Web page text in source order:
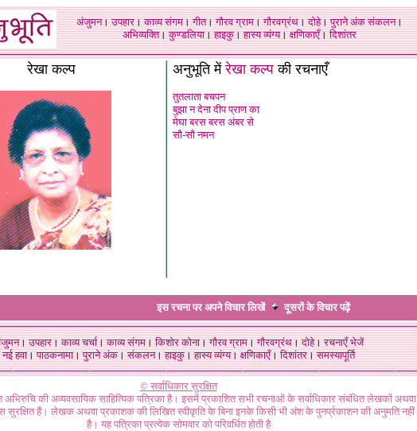
अंजुमन।उपहार।काव्य संगम।गीत।गौरव ग्राम।गौरवग्रंथ।दोहे।पुराने अंक संकलन।
अभिव्यक्ति।कुण्डलिया।हाइकु।हास्य व्यंग्य।क्षणिकाएँ।दिशांतर
रेखा कल्प अनुभूति मेंरेखा कल्प की रचनाएँ
तुतलाता बचपन
बुझा न देना दीप प्राण का
मेघा बरस बरस अंबर से
सौ-सौ नमन
इस रचना पर अपने विचार लिखें दूसरों के विचारपढ़ें
।उपहार।काव्य चर्चा।काव्य संगम।किशोर कोना।गौरव ग्राम।गौरवग्रंथ।दोहे।रचनाएँ भेजें
नई हवा। पाठकनामा। पुराने अंक। संकलन। हाइकु। हास्य व्यंग्य। क्षणिकाएँ। दिशांतर। समस्यापूर्ति
© सर्वाधिकार सुरक्षित
अभिरुचि की अव्यवसायिक साहित्यिक पत्रिका है। इसमें प्रकाशित सभी रचनाओं के सर्वाधिकार संबंधित लेखकों अथवा
सुरक्षित हैं। लेखक अथवा प्रकाशक की लिखित स्वीकृति के बिना इनके किसी भी अंश के पुनर्प्रकाशन की अनुमति नहीं
है। यह पत्रिका प्रत्येक सोमवार को परिवर्धित होती है